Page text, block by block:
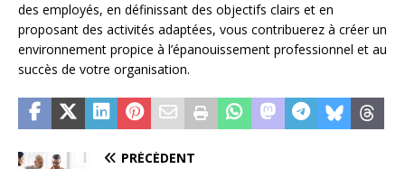
des employés, en définissant des objectifs clairs et en
proposant des activités adaptées, vous contribuerez à créer un
environnement propice à l’épanouissement professionnel et au
succès de votre organisation.
PRÉCÉDENT